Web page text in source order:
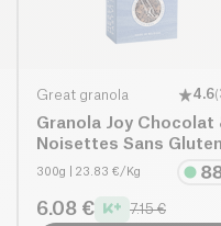
Great granola 4.6(
Granola Joy Chocolat
Noisettes Sans Gluten
bio
300g | 23.83 €/Kg
6.08 € 7.15 €